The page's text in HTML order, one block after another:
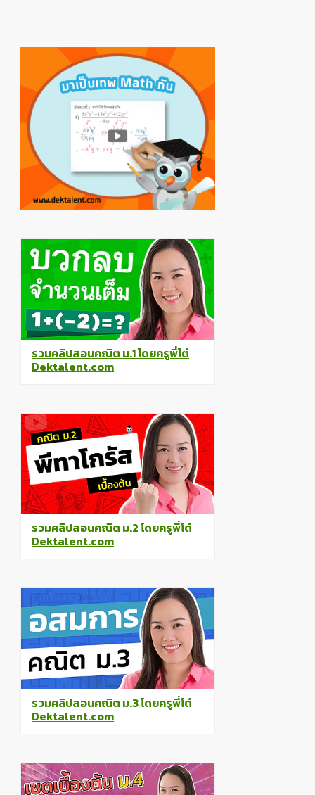
Primary
Sidebar
รวมคลิปสอนคณิต ม.1 โดยครูพี่โต๋
Dektalent.com
รวมคลิปสอนคณิต ม.2 โดยครูพี่โต๋
Dektalent.com
รวมคลิปสอนคณิต ม.3 โดยครูพี่โต๋
Dektalent.com